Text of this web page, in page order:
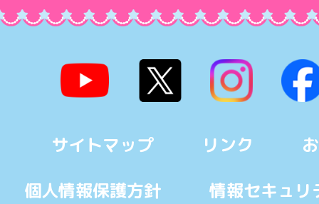
サイトマップ リンク
個人情報保護方針
情報セキュリ